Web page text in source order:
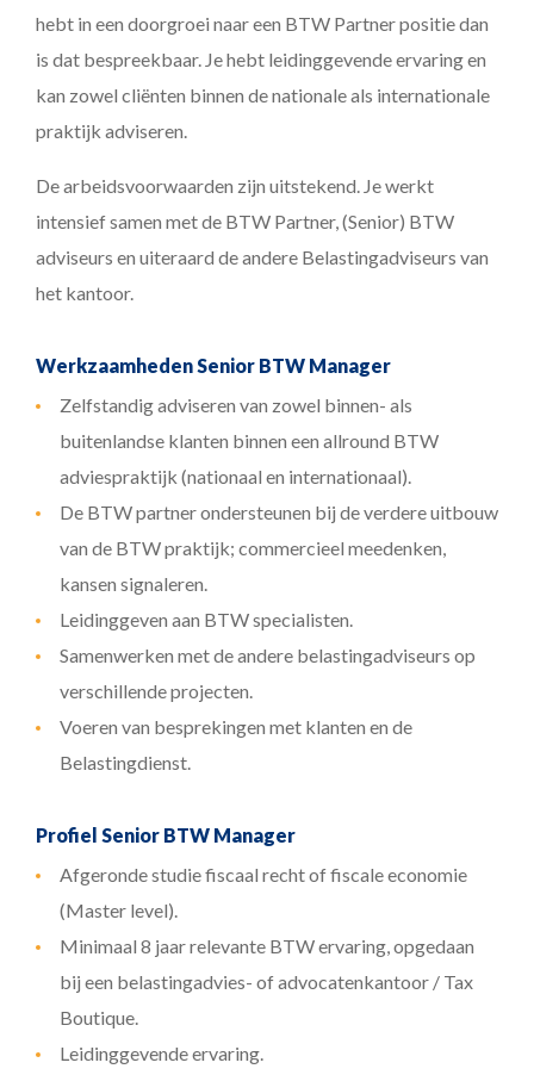
hebt in een doorgroei naar een BTW Partner positie dan
is dat bespreekbaar. Je hebt leidinggevende ervaring en
kan zowel cliënten binnen de nationale als internationale
praktijk adviseren.
De arbeidsvoorwaarden zijn uitstekend. Je werkt
intensief samen met de BTW Partner, (Senior) BTW
adviseurs en uiteraard de andere Belastingadviseurs van
het kantoor.
Werkzaamheden Senior BTW Manager
Zelfstandig adviseren van zowel binnen- als
buitenlandse klanten binnen een allround BTW
adviespraktijk (nationaal en internationaal).
De BTW partner ondersteunen bij de verdere uitbouw
van de BTW praktijk; commercieel meedenken,
kansen signaleren.
Leidinggeven aan BTW specialisten.
Samenwerken met de andere belastingadviseurs op
verschillende projecten.
Voeren van besprekingen met klanten en de
Belastingdienst.
Profiel Senior BTW Manager
Afgeronde studie fiscaal recht of fiscale economie
(Master level).
Minimaal 8 jaar relevante BTW ervaring, opgedaan
bij een belastingadvies- of advocatenkantoor / Tax
Boutique.
Leidinggevende ervaring.